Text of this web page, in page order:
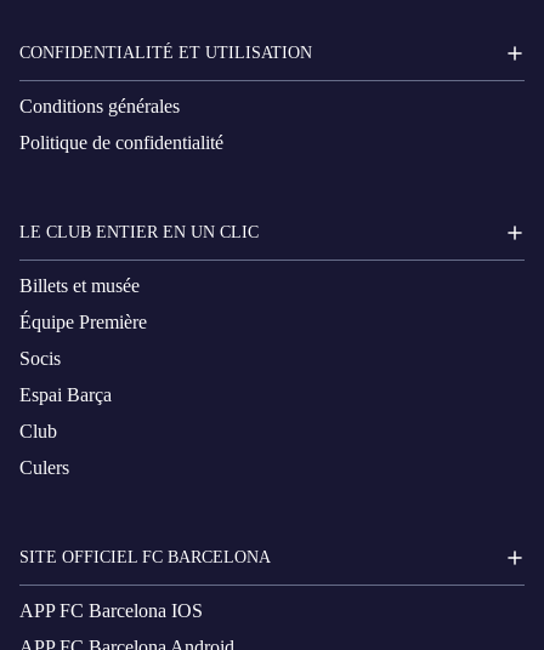
CONFIDENTIALITÉ ET UTILISATION
Conditions générales
Politique de confidentialité
LE CLUB ENTIER EN UN CLIC
Billets et musée
Équipe Première
Socis
Espai Barça
Club
Culers
SITE OFFICIEL FC BARCELONA
APP FC Barcelona IOS